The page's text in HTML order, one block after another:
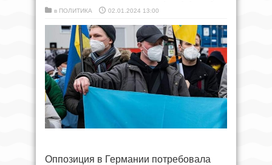
в ПОЛИТИКА 02.01.2024 13:00
Оппозиция в Германии потребовала